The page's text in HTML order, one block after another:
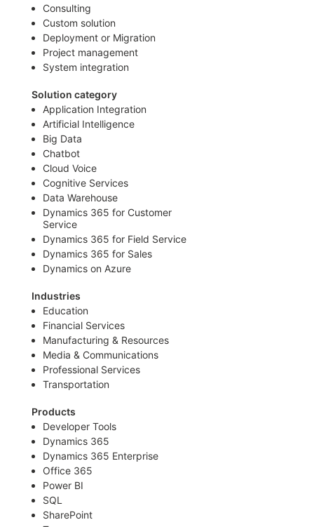
Consulting
Custom solution
Deployment or Migration
Project management
System integration
Solution category
Application Integration
Artificial Intelligence
Big Data
Chatbot
Cloud Voice
Cognitive Services
Data Warehouse
Dynamics 365 for Customer
Service
Dynamics 365 for Field Service
Dynamics 365 for Sales
Dynamics on Azure
Industries
Education
Financial Services
Manufacturing & Resources
Media & Communications
Professional Services
Transportation
Products
Developer Tools
Dynamics 365
Dynamics 365 Enterprise
Office 365
Power BI
SQL
SharePoint